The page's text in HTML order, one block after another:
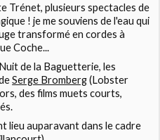
Trénet, plusieurs spectacles de
! je me souviens de l'eau qui
transformé en cordes à
Coche...
Nuit de la Baguetterie, les
Serge Bromberg(Lobster
des films muets courts,
lieu auparavant dans le cadre